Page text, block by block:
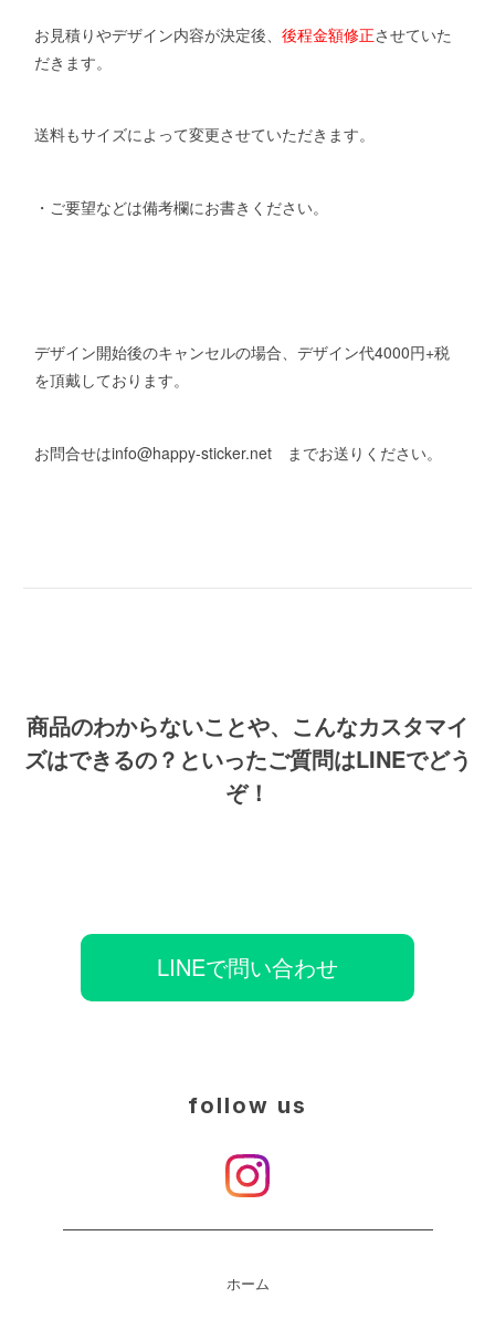
お見積りやデザイン内容が決定後、 後程金額修正させていた
だきます。
送料もサイズによって変更させていただきます。
・ご要望などは備考欄にお書きください。
デザイン開始後のキャンセルの場合、デザイン代4000円+税
を頂戴しております。
お問合せはinfo@happy-sticker.net までお送りください。
商品のわからないことや、こんなカスタマイ
ズはできるの？といったご質問はLINEでどう
ぞ！
LINEで問い合わせ
follow us
ホーム